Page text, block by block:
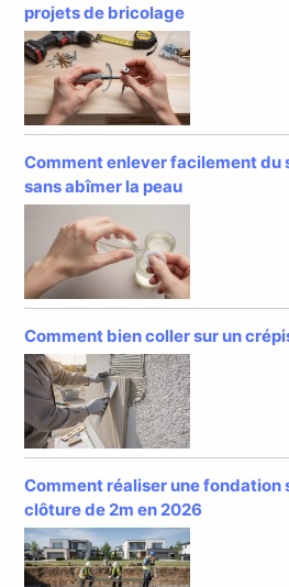
projets de bricolage
Comment enlever facilement du
sans abîmer la peau
Comment bien coller sur un
Comment réaliser une fondation
clôture de 2m en 2026